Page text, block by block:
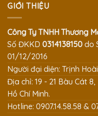
GIỚI THIỆU
Công Ty TNHH Thương
Số ĐKKD 0314138150 do
01/12/2016
Người đại diện: Trịnh
Địa chỉ: 19 - 21 Bàu Cát
Hồ Chí Minh.
Hotline: 0907.14.58.58 &